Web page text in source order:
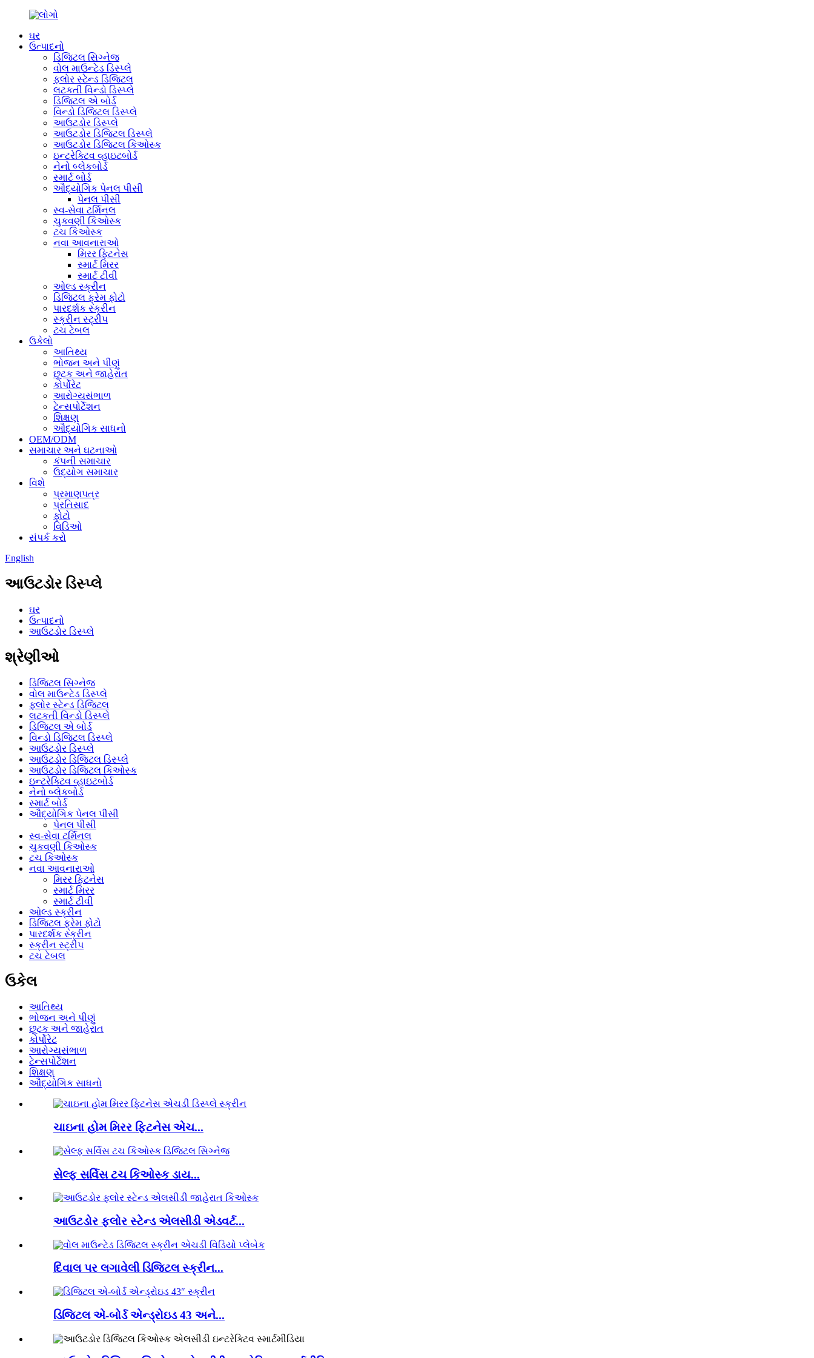
ઘર
ઉત્પાદનો
ડિજિટલ સિગ્નેજ
વોલ માઉન્ટેડ ડિસ્પ્લે
ફ્લોર સ્ટેન્ડ ડિજિટલ
લટકતી વિન્ડો ડિસ્પ્લે
ડિજિટલ એ બોર્ડ
વિન્ડો ડિજિટલ ડિસ્પ્લે
આઉટડોર ડિસ્પ્લે
આઉટડોર ડિજિટલ ડિસ્પ્લે
આઉટડોર ડિજિટલ કિઓસ્ક
ઇન્ટરેક્ટિવ વ્હાઇટબોર્ડ
નેનો બ્લેકબોર્ડ
સ્માર્ટ બોર્ડ
ઔદ્યોગિક પેનલ પીસી
પેનલ પીસી
સ્વ-સેવા ટર્મિનલ
ચુકવણી કિઓસ્ક
ટચ કિઓસ્ક
નવા આવનારાઓ
મિરર ફિટનેસ
સ્માર્ટ મિરર
સ્માર્ટ ટીવી
ઓલ્ડ સ્ક્રીન
ડિજિટલ ફ્રેમ ફોટો
પારદર્શક સ્ક્રીન
સ્ક્રીન સ્ટ્રીપ
ટચ ટેબલ
ઉકેલો
આતિથ્ય
ભોજન અને પીણું
છૂટક અને જાહેરાત
કોર્પોરેટ
આરોગ્યસંભાળ
ટેન્સપોર્ટેશન
શિક્ષણ
ઔદ્યોગિક સાધનો
OEM/ODM
સમાચાર અને ઘટનાઓ
કંપની સમાચાર
ઉદ્યોગ સમાચાર
વિશે
પ્રમાણપત્ર
પ્રતિસાદ
ફોટો
વિડિઓ
સંપર્ક કરો
English
આઉટડોર ડિસ્પ્લે
ઘર
ઉત્પાદનો
આઉટડોર ડિસ્પ્લે
શ્રેણીઓ
ડિજિટલ સિગ્નેજ
વોલ માઉન્ટેડ ડિસ્પ્લે
ફ્લોર સ્ટેન્ડ ડિજિટલ
લટકતી વિન્ડો ડિસ્પ્લે
ડિજિટલ એ બોર્ડ
વિન્ડો ડિજિટલ ડિસ્પ્લે
આઉટડોર ડિસ્પ્લે
આઉટડોર ડિજિટલ ડિસ્પ્લે
આઉટડોર ડિજિટલ કિઓસ્ક
ઇન્ટરેક્ટિવ વ્હાઇટબોર્ડ
નેનો બ્લેકબોર્ડ
સ્માર્ટ બોર્ડ
ઔદ્યોગિક પેનલ પીસી
પેનલ પીસી
સ્વ-સેવા ટર્મિનલ
ચુકવણી કિઓસ્ક
ટચ કિઓસ્ક
નવા આવનારાઓ
મિરર ફિટનેસ
સ્માર્ટ મિરર
સ્માર્ટ ટીવી
ઓલ્ડ સ્ક્રીન
ડિજિટલ ફ્રેમ ફોટો
પારદર્શક સ્ક્રીન
સ્ક્રીન સ્ટ્રીપ
ટચ ટેબલ
ઉકેલ
આતિથ્ય
ભોજન અને પીણું
છૂટક અને જાહેરાત
કોર્પોરેટ
આરોગ્યસંભાળ
ટેન્સપોર્ટેશન
શિક્ષણ
ઔદ્યોગિક સાધનો
ચાઇના હોમ મિરર ફિટનેસ એચ...
સેલ્ફ સર્વિસ ટચ કિઓસ્ક ડાય...
આઉટડોર ફ્લોર સ્ટેન્ડ એલસીડી એડવર્ટ...
દિવાલ પર લગાવેલી ડિજિટલ સ્ક્રીન...
ડિજિટલ એ-બોર્ડ એન્ડ્રોઇડ 43 અને...